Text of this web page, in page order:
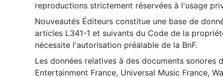
reproductions strictement réservées à l'usage
Nouveautés Éditeurs constitue une base de
articles L341-1 et suivants du Code de la
nécessite l'autorisation préalable de la BnF.
Les données relatives à des documents sonores
Entertainment France, Universal Music France,